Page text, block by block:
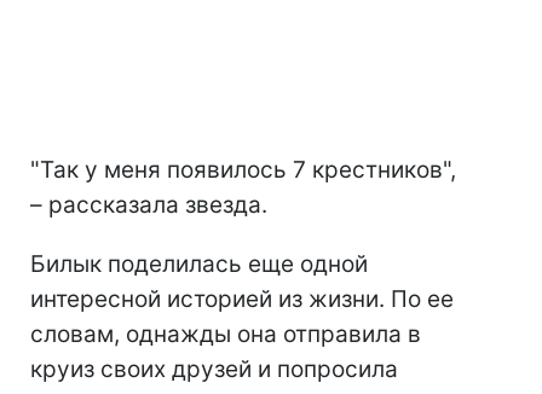
"Так у меня появилось 7 крестников",
– рассказала звезда.
Билык поделилась еще одной
интересной историей из жизни. По ее
словам, однажды она отправила в
круиз своих друзей и попросила